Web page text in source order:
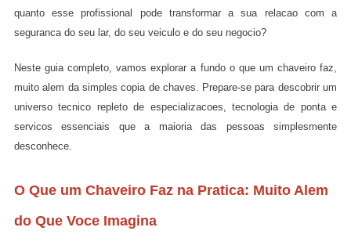
quanto esse profissional pode transformar a sua relacao com a
seguranca do seu lar, do seu veiculo e do seu negocio?
Neste guia completo, vamos explorar a fundo o que um chaveiro faz,
muito alem da simples copia de chaves. Prepare-se para descobrir um
universo tecnico repleto de especializacoes, tecnologia de ponta e
servicos essenciais que a maioria das pessoas simplesmente
desconhece.
O Que um Chaveiro Faz na Pratica: Muito Alem
do Que Voce Imagina